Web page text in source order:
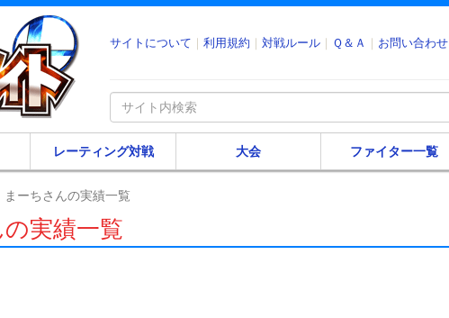
サイトについて 利用規約 対戦ルール Ｑ＆Ａ お問い合わせ
レーティング対戦 大会 ファイター一覧
まーちさんの実績一覧
実績一覧